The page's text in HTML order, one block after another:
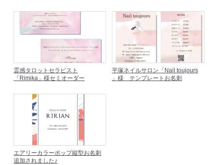
霊感タロットセラピスト
「Rimika」様セミオーダー
平塚ネイルサロン「Nail toujours
」様 テンプレートお名刺
エアリーカラーポップ縦型お名刺
追加されました♪